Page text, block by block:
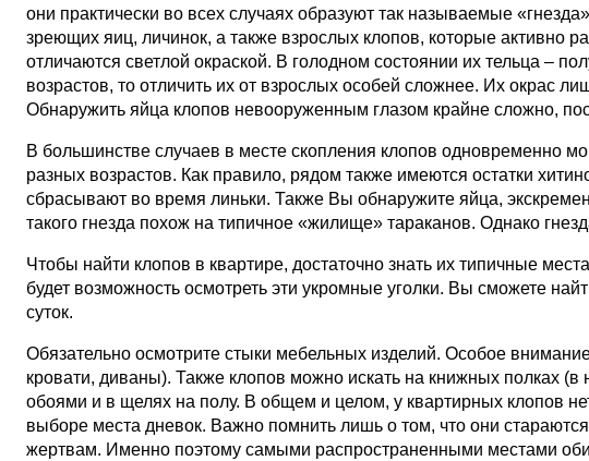
они практически во всех случаях образуют так называемые
зреющих яиц, личинок, а также взрослых клопов, которые
отличаются светлой окраской. В голодном состоянии их тельца –
возрастов, то отличить их от взрослых особей сложнее. Их окрас
Обнаружить яйца клопов невооруженным глазом крайне сложно,
В большинстве случаев в месте скопления клопов одновременно
разных возрастов. Как правило, рядом также имеются остатки
сбрасывают во время линьки. Также Вы обнаружите яйца,
такого гнезда похож на типичное «жилище» тараканов. Однако
Чтобы найти клопов в квартире, достаточно знать их типичные
будет возможность осмотреть эти укромные уголки. Вы сможете
суток.
Обязательно осмотрите стыки мебельных изделий. Особое
кровати, диваны). Также клопов можно искать на книжных полках (в
обоями и в щелях на полу. В общем и целом, у квартирных клопов
выборе места дневок. Важно помнить лишь о том, что они
жертвам. Именно поэтому самыми распространенными местами